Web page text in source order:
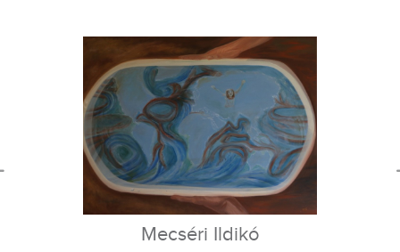
Mecséri Ildikó